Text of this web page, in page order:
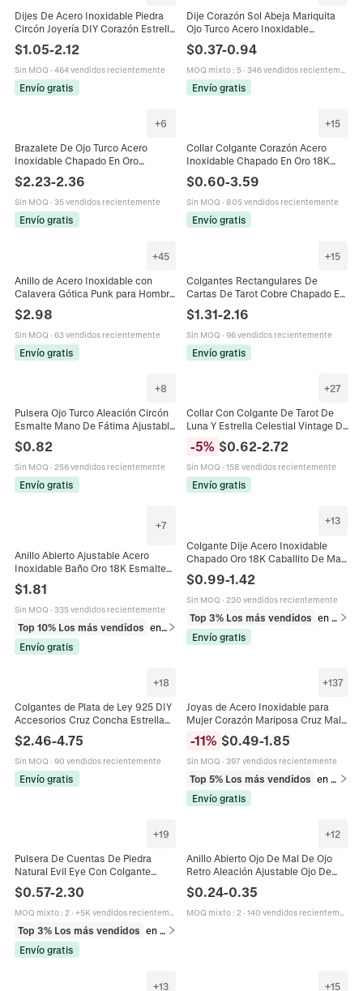
Dijes De Acero Inoxidable Piedra
Circón Joyería DIY Corazón Estrella
Luna Mal De Ojo Cruz Estilo Ins
$1.05-2.12
Sin MOQ · 464 vendidos recientemente
Envío gratis
Dije Corazón Sol Abeja Mariquita
Ojo Turco Acero Inoxidable
Chapado En Oro Esmalte Dijes DIY
Para Joyería
$0.37-0.94
MOQ mixto: 5· 346 vendidos recientemente
Envío gratis
+6
Brazalete De Ojo Turco Acero
Inoxidable Chapado En Oro
Esmalte Cristales Joyería Retro
Vintage Abierto Para Mujeres
$2.23-2.36
Sin MOQ · 35 vendidos recientemente
Envío gratis
+15
Collar Colgante Corazón Acero
Inoxidable Chapado En Oro 18K
Esmalte Colorido True Love Joyas
De Moda Para Mujer Hombre
$0.60-3.59
Sin MOQ · 805 vendidos recientemente
Envío gratis
+45
Anillo de Acero Inoxidable con
Calavera Gótica Punk para Hombre
Dedo de Diamantes Rétro
$2.98
Sin MOQ · 63 vendidos recientemente
Envío gratis
+15
Colgantes Rectangulares De
Cartas De Tarot Cobre Chapado En
De Mal Corazón Estrella Dijes Para
Joyería DIY
$1.31-2.16
Sin MOQ · 96 vendidos recientemente
Envío gratis
+8
Pulsera Ojo Turco Aleación Circón
Esmalte Mano De Fátima Ajustable
Cuerda Trenzada Joyería Moda
Bohemio Protección
$0.82
Sin MOQ · 256 vendidos recientemente
Envío gratis
+27
Collar Con Colgante De Tarot De
Luna Y Estrella Celestial Vintage De
Acero Inoxidable Chapado En Oro
Esmalte Joyería Bohemia
-5% $0.62-2.72
Sin MOQ · 158 vendidos recientemente
Envío gratis
+7
Anillo Abierto Ajustable Acero
Inoxidable Baño Oro 18K Esmalte
Joyería Bohemia Retro Para
Mujeres
$1.81
Sin MOQ · 335 vendidos recientemente
Top 10% Los más vendidos
en Anillos
Envío gratis
+13
Colgante Dije Acero Inoxidable
Chapado Oro 18K Caballito De Mar
Para Collar Pulsera DIY Joyería
$0.99-1.42
Sin MOQ · 230 vendidos recientemente
Top 3% Los más vendidos
Envío gratis
+18
Colgantes de Plata de Ley 925 DIY
Accesorios Cruz Concha Estrella
de Mar Circonia Charms para
Collar Pulsera Fabricación de
Joyería
$2.46-4.75
Sin MOQ · 90 vendidos recientemente
Envío gratis
+137
Joyas de Acero Inoxidable para
Mujer Corazón Mariposa Cruz Mal
de Ojo Zirconia Concha Collar
Pulsera Tobillera Pendientes
Accesorios
-11% $0.49-1.85
Sin MOQ · 397 vendidos recientemente
Top 5% Los más vendidos
en Juegos de joyería
Envío gratis
+19
Pulsera De Cuentas De Piedra
Natural Evil Eye Con Colgante
Aleación Y Cristales Joyería
Protección Nazar Para Mujeres
Hombres
$0.57-2.30
MOQ mixto: 2· +5K vendidos recientemente
Top 3% Los más vendidos
en Pulseras
Envío gratis
+12
Anillo Abierto Ojo De Mal De Ojo
Retro Aleación Ajustable Ojo De
Dragón Gótico Punk Joyería
Dominante Para Hombres
$0.24-0.35
MOQ mixto: 2· 140 vendidos recientemente
+13 +15